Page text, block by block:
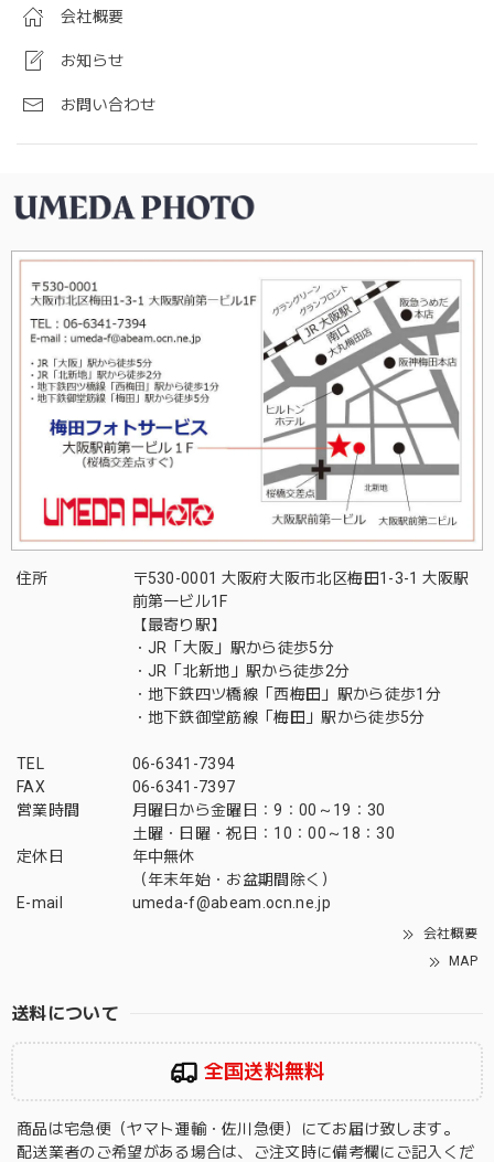
会社概要
お知らせ
お問い合わせ
住所
〒530-0001 大阪府大阪市北区梅田1-3-1 大阪駅
前第一ビル1F
【最寄り駅】
・JR「大阪」駅から徒歩5分
・JR「北新地」駅から徒歩2分
・地下鉄四ツ橋線「西梅田」駅から徒歩1分
・地下鉄御堂筋線「梅田」駅から徒歩5分
TEL
06-6341-7394
FAX
06-6341-7397
営業時間
月曜日から金曜日：9：00～19：30
土曜・日曜・祝日：10：00～18：30
定休日
年中無休
（年末年始・お盆期間除く）
E-mail
umeda-f@abeam.ocn.ne.jp
会社概要
MAP
送料について
全国送料無料
商品は宅急便（ヤマト運輸・佐川急便）にてお届け致します。
配送業者のご希望がある場合は、ご注文時に備考欄にご記入くだ